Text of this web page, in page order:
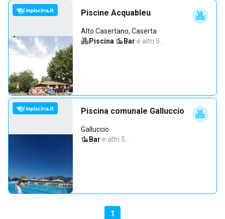
Piscine Acquableu
Alto Casertano, Caserta
Piscina· Bar·e altri 5…
Piscina comunale Galluccio
Galluccio
Bar·e altri 5…
1